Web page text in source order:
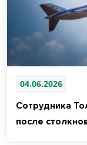
04.06.2026
Сотрудника
после